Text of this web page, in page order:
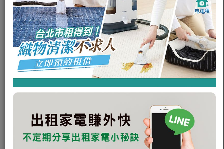
IRIS OHYAMA 織物清潔機 RNS-
P10 (台中)
布織品 沙發清潔 床墊清潔 地毯清潔 椅墊清潔